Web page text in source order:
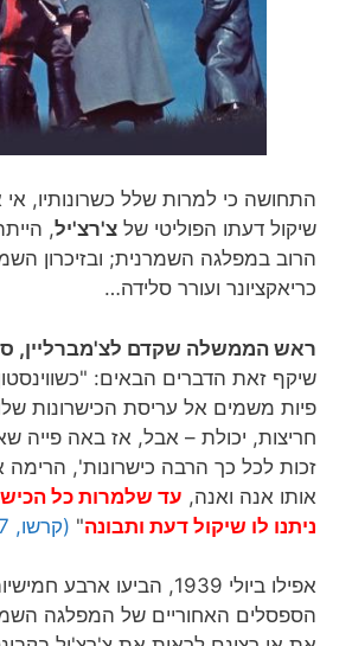
התחושה כי למרות שלל כשרונותיו,
שיקול דעתו הפוליטי של צ'רצ'יל,
הרוב במפלגה השמרנית; ובזיכרון
כריאקציונר ועורר סלידה…
ראש הממשלה שקדם לצ'מברליין,
שיקף זאת הדברים הבאים:
פיות משמים אל עריסת הכישרונות שלו
חריצות, יכולת – אבל, אז באה פייה
זכות לכל כך הרבה כישרונות', הרימה
אותו אנה ואנה, עד שלמרות כל
ניתנו לו שיקול דעת ותבונה" (קרשו, 2007, ע' 45)
אפילו ביולי 1939, הביעו ארבע
הספסלים האחוריים של המפלגה